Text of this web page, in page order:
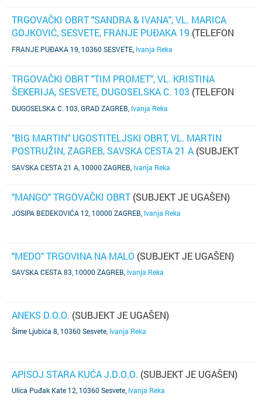
TRGOVAČKI OBRT "SANDRA & IVANA", VL. MARICA
GOJKOVIĆ, SESVETE, FRANJE PUĐAKA 19 (TELEFON
NIJE POZNAT)
FRANJE PUĐAKA 19, 10360 SESVETE Ivanja Reka
TRGOVAČKI OBRT "TIM PROMET", VL. KRISTINA
ŠEKERIJA, SESVETE, DUGOSELSKA C. 103 (TELEFON
NIJE POZNAT)
DUGOSELSKA C. 103, GRAD ZAGREB Ivanja Reka
"BIG MARTIN" UGOSTITELJSKI OBRT, VL. MARTIN
POSTRUŽIN, ZAGREB, SAVSKA CESTA 21 A (SUBJEKT
JE UGAŠEN)
SAVSKA CESTA 21 A, 10000 ZAGREB Ivanja Reka
"MANGO" TRGOVAČKI OBRT(SUBJEKT JE UGAŠEN)
JOSIPA BEDEKOVIĆA 12, 10000 ZAGREB Ivanja Reka
"MEDO" TRGOVINA NA MALO (SUBJEKT JE UGAŠEN)
SAVSKA CESTA 83, 10000 ZAGREB Ivanja Reka
ANEKS D.O.O. (SUBJEKT JE UGAŠEN)
Šime Ljubića 8, 10360 Sesvete Ivanja Reka
APISOJ STARA KUĆA J.D.O.O. (SUBJEKT JE UGAŠEN)
Ulica Puđak Kate 12, 10360 Sesvete Ivanja Reka